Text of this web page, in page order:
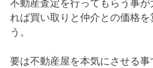
不動産査定を行ってもらう事
れば買い取りと仲介との価格を
う。
要は不動産屋を本気にさせる